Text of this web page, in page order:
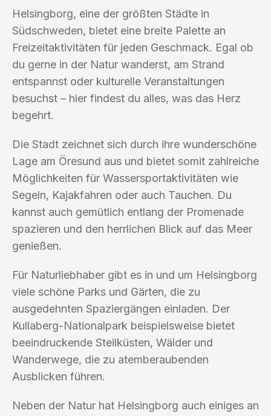
Helsingborg, eine der größten Städte in
Südschweden, bietet eine breite Palette an
Freizeitaktivitäten für jeden Geschmack. Egal ob
du gerne in der Natur wanderst, am Strand
entspannst oder kulturelle Veranstaltungen
besuchst – hier findest du alles, was das Herz
begehrt.
Die Stadt zeichnet sich durch ihre wunderschöne
Lage am Öresund aus und bietet somit zahlreiche
Möglichkeiten für Wassersportaktivitäten wie
Segeln, Kajakfahren oder auch Tauchen. Du
kannst auch gemütlich entlang der Promenade
spazieren und den herrlichen Blick auf das Meer
genießen.
Für Naturliebhaber gibt es in und um Helsingborg
viele schöne Parks und Gärten, die zu
ausgedehnten Spaziergängen einladen. Der
Kullaberg-Nationalpark beispielsweise bietet
beeindruckende Steilküsten, Wälder und
Wanderwege, die zu atemberaubenden
Ausblicken führen.
Neben der Natur hat Helsingborg auch einiges an